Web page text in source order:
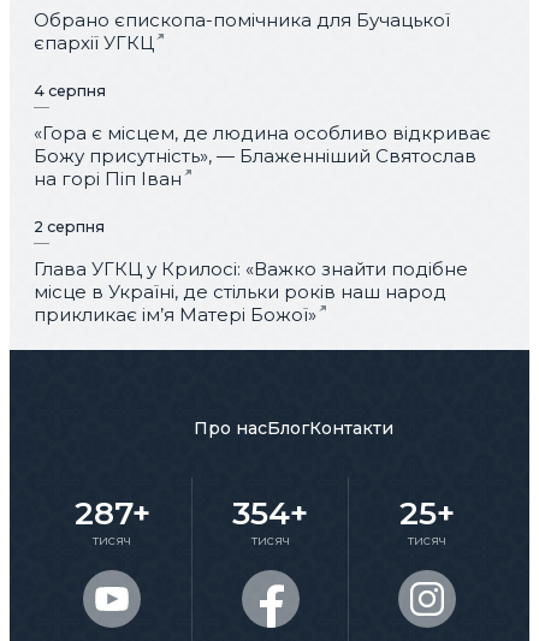
Обрано єпископа-помічника для Бучацької
єпархії УГКЦ
4 серпня
«Гора є місцем, де людина особливо відкриває
Божу присутність», — Блаженніший Святослав
на горі Піп Іван
2 серпня
Глава УГКЦ у Крилосі: «Важко знайти подібне
місце в Україні, де стільки років наш народ
прикликає ім’я Матері Божої»
Про насБлогКонтакти
287+
тисяч
354+
тисяч
25+
тисяч